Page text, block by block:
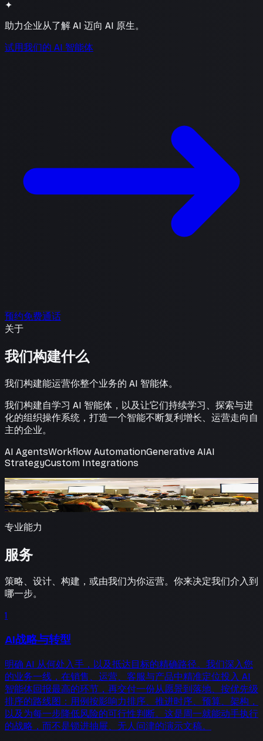
✦
助力企业从了解 AI 迈向 AI 原生。
试用我们的 AI 智能体
预约免费通话
关于
我们构建什么
我们构建能运营你整个业务的 AI 智能体。
我们构建自学习 AI 智能体，以及让它们持续学习、探索与进
化的组织操作系统，打造一个智能不断复利增长、运营走向自
主的企业。
AI AgentsWorkflow AutomationGenerative AIAI
StrategyCustom Integrations
不止于建议，更亲手构建
我们推荐的 AI，由我们亲手打造。
专业能力
服务
策略、设计、构建，或由我们为你运营。你来决定我们介入到
哪一步。
1
AI战略与转型
明确 AI 从何处入手，以及抵达目标的精确路径。我们深入您
的业务一线，在销售、运营、客服与产品中精准定位投入 AI
智能体回报最高的环节，再交付一份从愿景到落地、按优先级
排序的路线图：用例按影响力排序、推进时序、预算、架构，
以及为每一步降低风险的可行性判断。这是周一就能动手执行
的战略，而不是锁进抽屉、无人问津的演示文稿。